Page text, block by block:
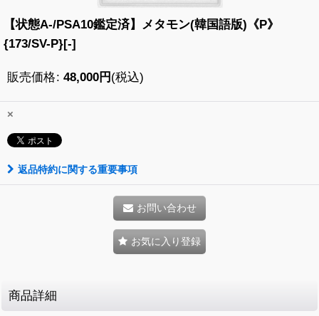
【状態A-/PSA10鑑定済】メタモン(韓国語版)《P》
{173/SV-P}[-]
販売価格: 48,000円 (税込)
×
返品特約に関する重要事項
お問い合わせ
お気に入り登録
商品詳細